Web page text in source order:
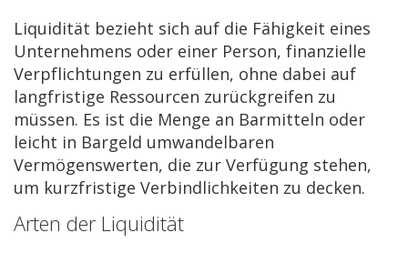
Liquidität bezieht sich auf die Fähigkeit eines
Unternehmens oder einer Person, finanzielle
Verpflichtungen zu erfüllen, ohne dabei auf
langfristige Ressourcen zurückgreifen zu
müssen. Es ist die Menge an Barmitteln oder
leicht in Bargeld umwandelbaren
Vermögenswerten, die zur Verfügung stehen,
um kurzfristige Verbindlichkeiten zu decken.
Arten der Liquidität